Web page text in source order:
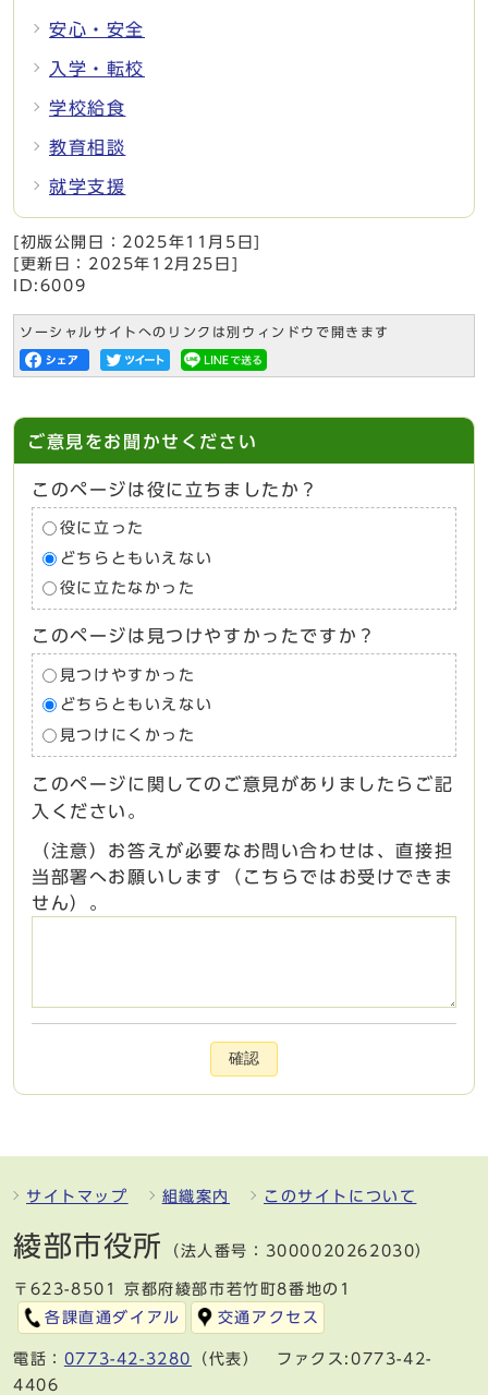
安心・安全
入学・転校
学校給食
教育相談
就学支援
[初版公開日： 2025年11月5日
[更新日： 2025年12月25日
ID:6009
ソーシャルサイトへのリンクは別ウィンドウで開きます
ご意見をお聞かせください
このページは役に立ちましたか？
役に立った
どちらともいえない
役に立たなかった
このページは見つけやすかったですか？
見つけやすかった
どちらともいえない
見つけにくかった
このページに関してのご意見がありましたらご記
入ください。
（注意）お答えが必要なお問い合わせは、直接担
当部署へお願いします（こちらではお受けできま
せん）。
確認
サイトマップ 組織案内 このサイトについて
綾部市役所 （法人番号：3000020262030）
〒623-8501 京都府綾部市若竹町8番地の1
各課直通ダイアル
交通アクセス
電話： 0773-42-3280
（代表） ファクス:0773-42-
4406